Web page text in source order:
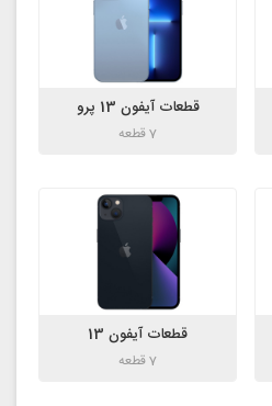
قطعات آیفون 13 پرو
7 قطعه
قطعات آیفون 13
7 قطعه